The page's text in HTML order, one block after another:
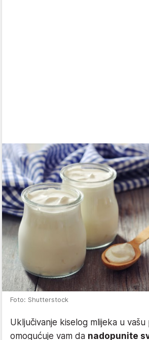
Foto: Shutterstock
Uključivanje kiselog mlijeka u
omogućuje vam da nadopunite